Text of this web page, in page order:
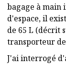
bagage à main
d'espace, il
de 65 L (décrit
transporteur
J'ai interrogé